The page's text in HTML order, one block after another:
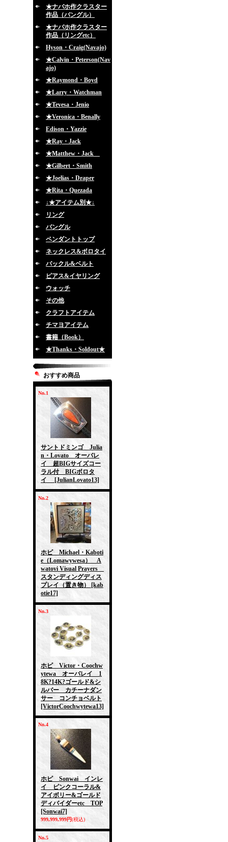
★ナバホ作クラスター
作品（バングル）
★ナバホ作クラスター
作品（リングetc）
Hyson・Craig(Navajo)
★Calvin・Peterson(Nav
ajo)
★Raymond・Boyd
★Larry・Watchman
★Tevesa・Jenio
★Veronica・Benally
Edison・Yazzie
★Ray・Jack
★Matthew・Jack
★Gilbert・Smith
★Joelias・Draper
★Rita・Quezada
↓★アイテム別★↓
リング
バングル
ペンダントトップ
ネックレス&ボロタイ
バックル&ベルト
ピアス&イヤリング
ウォッチ
その他
クラフトアイテム
チマヨアイテム
書籍（Book）
★Thanks・Soldout★
おすすめ商品
No.1
サントドミンゴ Julia
n・Lovato オーバレ
イ 超BIGサイズコー
ラル付 BIGボロタ
イ
[JulianLovato13]
No.2
ホピ Michael・Kaboti
e（Lomawywesa） A
watovi Visual Prayers
スタンディングディス
プレイ（置き物）
[kab
otie17]
No.3
ホピ Victor・Coochw
ytewa オーバレイ 1
8K?14K?ゴールド&シ
ルバー カチーナダン
サー コンチョベルト
[VictorCoochwytewa13]
No.4
ホピ Sonwai インレ
イ ピンクコーラル&
アイボリー&ゴールド
ディバイダーetc TOP
[Sonwai7]
999,999,999円(税込)
No.5